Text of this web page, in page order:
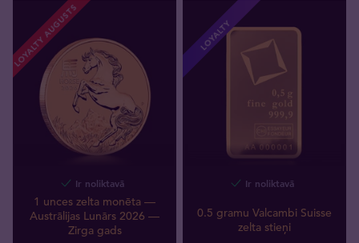
LOYALTY AUGUSTS
Ir noliktavā
1 unces zelta monēta —
Austrālijas Lunārs 2026 —
Zirga gads
LOYALTY
Ir noliktavā
0.5 gramu Valcambi Suisse
zelta stieņi